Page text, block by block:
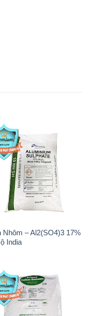
Nhôm – Al2(SO4)3 17%
India